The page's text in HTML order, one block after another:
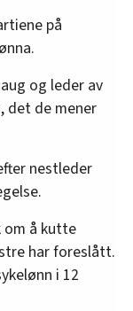
på
og leder av
det de mener
nestleder
om å kutte
har foreslått.
i 12